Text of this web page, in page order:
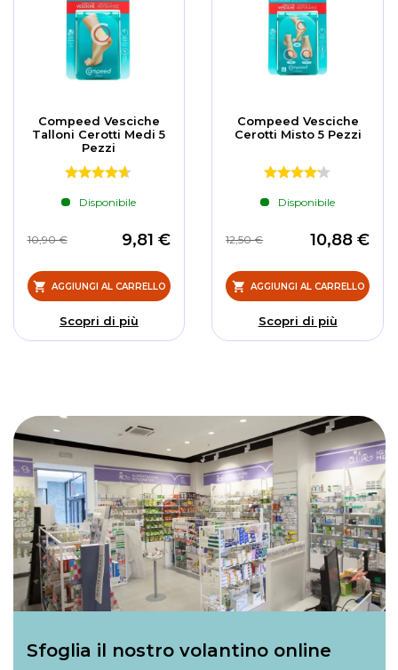
Compeed Vesciche
Talloni Cerotti Medi 5
Pezzi
Disponibile
9,81 €
10,90 €
AGGIUNGI AL CARRELLO
Scopri di più
Compeed Vesciche
Cerotti Misto 5 Pezzi
Disponibile
10,88 €
12,50 €
AGGIUNGI AL CARRELLO
Scopri di più
Sfoglia il nostro volantino online